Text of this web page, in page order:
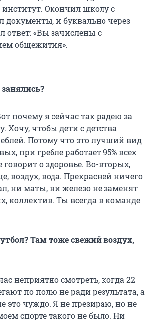
Окончил школу с
документы, и буквально через
ответ: «Вы зачислены с
общежития».
почему я сейчас так радею за
Хочу, чтобы дети с детства
Потому что это лучший вид
при гребле работает 95% всех
о здоровье. Во-вторых,
воздух, вода. Прекрасней ничего
ни маты, ни железо не заменят
коллектив. Ты всегда в команде
Там тоже свежий воздух,
неприятно смотреть, когда 22
по полю не ради результата, а
это чуждо. Я не презираю, но не
спорте такого не было. Ни